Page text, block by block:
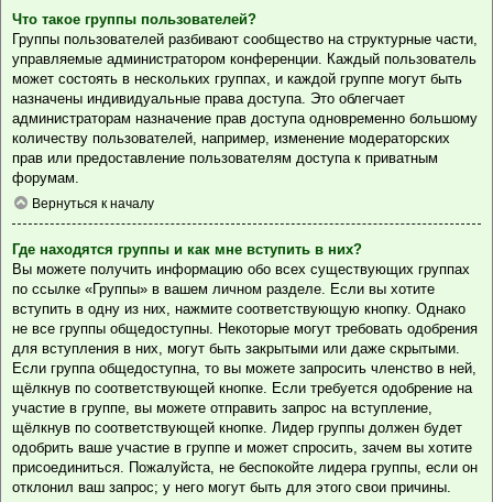
Что такое группы пользователей?
Группы пользователей разбивают сообщество на структурные части,
управляемые администратором конференции. Каждый пользователь
может состоять в нескольких группах, и каждой группе могут быть
назначены индивидуальные права доступа. Это облегчает
администраторам назначение прав доступа одновременно большому
количеству пользователей, например, изменение модераторских
прав или предоставление пользователям доступа к приватным
форумам.
Вернуться к началу
Где находятся группы и как мне вступить в них?
Вы можете получить информацию обо всех существующих группах
по ссылке «Группы» в вашем личном разделе. Если вы хотите
вступить в одну из них, нажмите соответствующую кнопку. Однако
не все группы общедоступны. Некоторые могут требовать одобрения
для вступления в них, могут быть закрытыми или даже скрытыми.
Если группа общедоступна, то вы можете запросить членство в ней,
щёлкнув по соответствующей кнопке. Если требуется одобрение на
участие в группе, вы можете отправить запрос на вступление,
щёлкнув по соответствующей кнопке. Лидер группы должен будет
одобрить ваше участие в группе и может спросить, зачем вы хотите
присоединиться. Пожалуйста, не беспокойте лидера группы, если он
отклонил ваш запрос; у него могут быть для этого свои причины.